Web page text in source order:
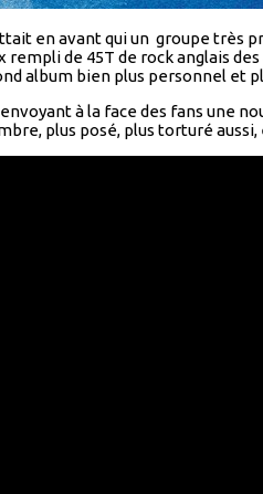
en avant qui un groupe très
de 45T de rock anglais
album bien plus personnel et
à la face des fans une
plus posé, plus torturé aussi,